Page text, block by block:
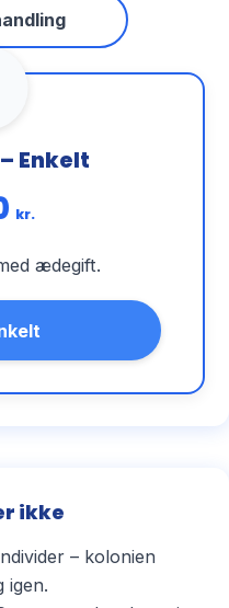
Enkelt
kr.
ædegift.
ikke
– kolonien
igen.